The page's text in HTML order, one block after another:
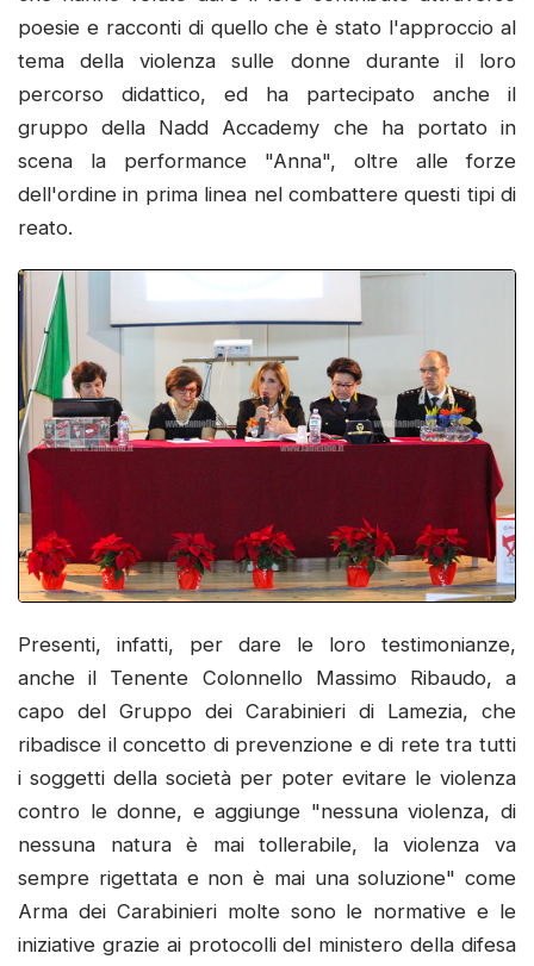
poesie e racconti di quello che è stato l'approccio al
tema della violenza sulle donne durante il loro
percorso didattico, ed ha partecipato anche il
gruppo della Nadd Accademy che ha portato in
scena la performance "Anna", oltre alle forze
dell'ordine in prima linea nel combattere questi tipi di
reato.
Presenti, infatti, per dare le loro testimonianze,
anche il Tenente Colonnello Massimo Ribaudo, a
capo del Gruppo dei Carabinieri di Lamezia, che
ribadisce il concetto di prevenzione e di rete tra tutti
i soggetti della società per poter evitare le violenza
contro le donne, e aggiunge "nessuna violenza, di
nessuna natura è mai tollerabile, la violenza va
sempre rigettata e non è mai una soluzione" come
Arma dei Carabinieri molte sono le normative e le
iniziative grazie ai protocolli del ministero della difesa